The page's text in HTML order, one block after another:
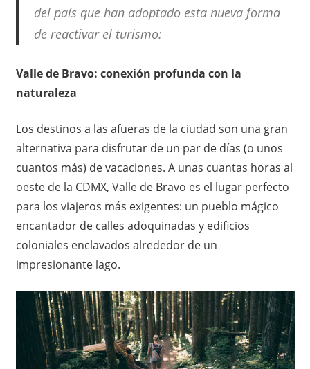
del país que han adoptado esta nueva forma
de reactivar el turismo:
Valle de Bravo: conexión profunda con la
naturaleza
Los destinos a las afueras de la ciudad son una gran
alternativa para disfrutar de un par de días (o unos
cuantos más) de vacaciones. A unas cuantas horas al
oeste de la CDMX, Valle de Bravo es el lugar perfecto
para los viajeros más exigentes: un pueblo mágico
encantador de calles adoquinadas y edificios
coloniales enclavados alrededor de un
impresionante lago.